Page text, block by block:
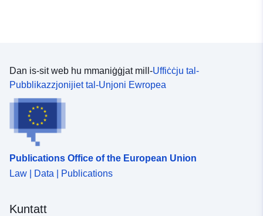
53.7027385 ], [ 10.2119684,
53.4565541 ], [ 9.7669929,
53.964153 ], [ 10.326304,
Dan is-sit web hu mmaniġġjat mill-Uffiċċju tal-
Pubblikazzjonijiet tal-Unjoni Ewropea
Publications Office of the European Union
Law | Data | Publications
Kuntatt